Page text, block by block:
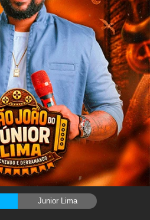
Junior Lima